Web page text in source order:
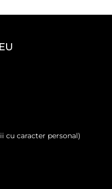
cu caracter personal)